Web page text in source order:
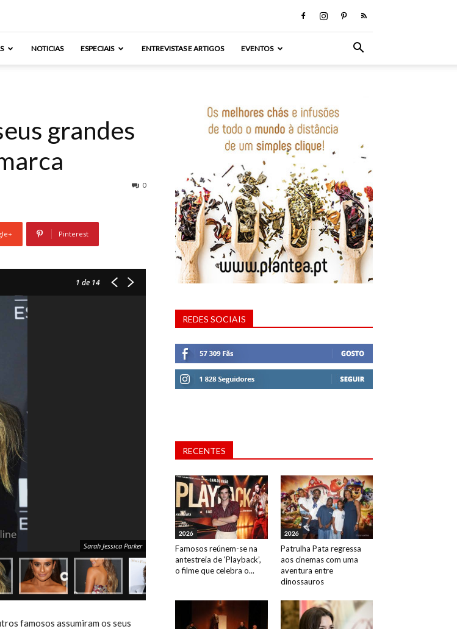
NOTICIAS ESPECIAIS ENTREVISTAS E ARTIGOS EVENTOS
grandes
0
Pinterest
1 de 14
Sarah Jessica Parker
famosos assumiram os seus
REDES SOCIAIS
RECENTES
2026
Famosos reúnem-se na
antestreia de ‘Playback’,
o filme que celebra o...
2026
Patrulha Pata regressa
aos cinemas com uma
aventura entre
dinossauros